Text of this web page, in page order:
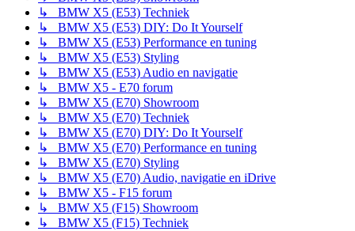
↳ BMW X5 (E53) Techniek
↳ BMW X5 (E53) DIY: Do It Yourself
↳ BMW X5 (E53) Performance en tuning
↳ BMW X5 (E53) Styling
↳ BMW X5 (E53) Audio en navigatie
↳ BMW X5 - E70 forum
↳ BMW X5 (E70) Showroom
↳ BMW X5 (E70) Techniek
↳ BMW X5 (E70) DIY: Do It Yourself
↳ BMW X5 (E70) Performance en tuning
↳ BMW X5 (E70) Styling
↳ BMW X5 (E70) Audio, navigatie en iDrive
↳ BMW X5 - F15 forum
↳ BMW X5 (F15) Showroom
↳ BMW X5 (F15) Techniek